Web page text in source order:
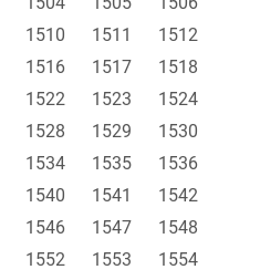
1510 1511
1512
1516 1517
1518
1522 1523
1524
1528 1529
1530
1534 1535
1536
1540 1541
1542
1546 1547
1548
1552 1553
1554